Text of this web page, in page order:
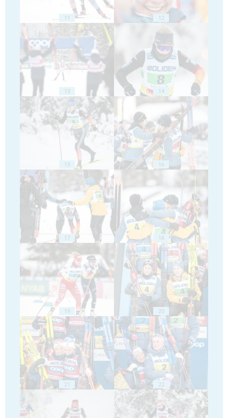
11 12
13 14
15 16
17 18
19 20
21 22